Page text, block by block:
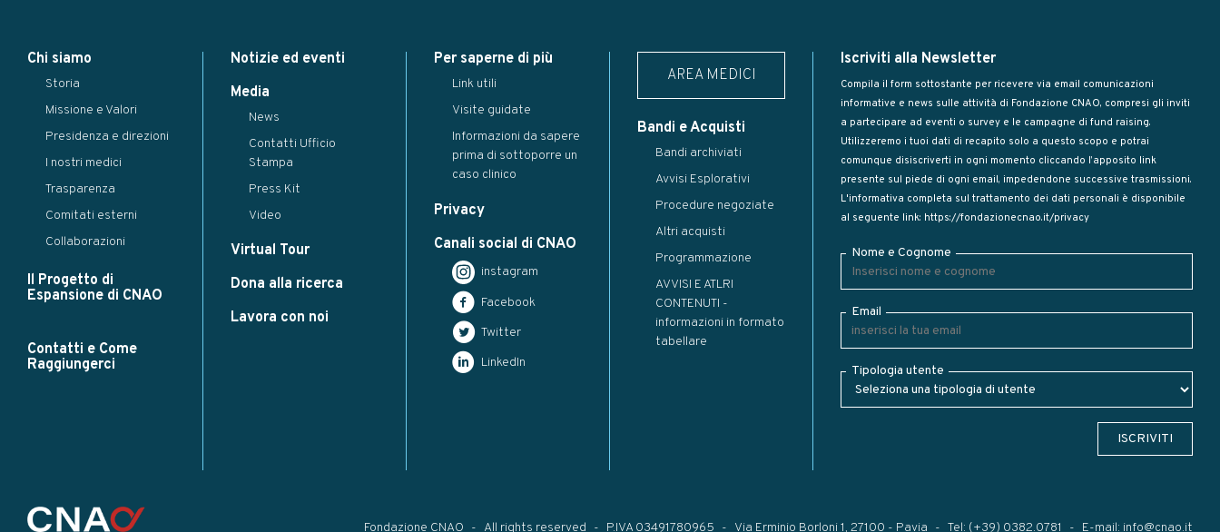
Chi siamo
Storia
Missione e Valori
Presidenza e direzioni
I nostri medici
Trasparenza
Comitati esterni
Collaborazioni
Il Progetto di
Espansione di CNAO
Contatti e Come
Raggiungerci
Notizie ed eventi
Media
News
Contatti Ufficio
Stampa
Press Kit
Video
Virtual Tour
Dona alla ricerca
Lavora con noi
Per saperne di più
Link utili
Visite guidate
Informazioni da sapere
prima di sottoporre un
caso clinico
Privacy
Canali social di CNAO
instagram
Facebook
Twitter
LinkedIn
AREA MEDICI
Bandi e Acquisti
Bandi archiviati
Avvisi Esplorativi
Procedure negoziate
Altri acquisti
Programmazione
AVVISI E ATLRI
CONTENUTI -
informazioni in formato
tabellare
Iscriviti alla Newsletter
Compila il form sottostante per ricevere via email comunicazioni
informative e news sulle attività di Fondazione CNAO, compresi gli inviti
a partecipare ad eventi o survey e le campagne di fund raising.
Utilizzeremo i tuoi dati di recapito solo a questo scopo e potrai
comunque disiscriverti in ogni momento cliccando l’apposito link
presente sul piede di ogni email, impedendone successive trasmissioni.
L'informativa completa sul trattamento dei dati personali è disponibile
al seguente link: https://fondazionecnao.it/privacy
Nome e Cognome
Email
Tipologia utente
ISCRIVITI
Fondazione CNAO All rights reserved P.IVA 03491780965 Via Erminio Borloni 1, 27100 - Pavia Tel: (+39) 0382.0781 E-mail: info@cnao.it
Save changes